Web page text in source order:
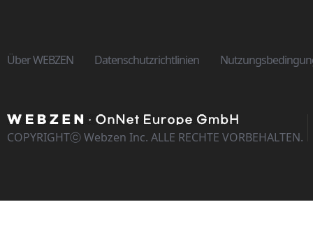
Über WEBZEN Datenschutzrichtlinien
COPYRIGHTⓒ Webzen Inc. ALLE RECHTE VORBEHALTEN.